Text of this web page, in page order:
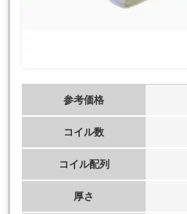
参考価格
コイル数
コイル配列
厚さ